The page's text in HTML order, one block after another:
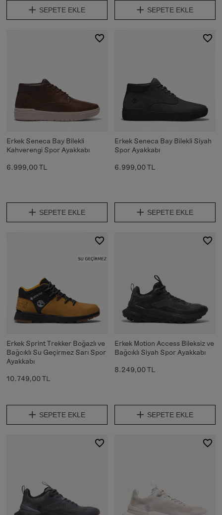
SEPETE EKLE SEPETE EKLE
Erkek Seneca Bay Bilekli
Kahverengi Spor Ayakkabı
6.999,00 TL
SEPETE EKLE
Erkek Seneca Bay Bilekli Siyah
Spor Ayakkabı
6.999,00 TL
SEPETE EKLE
Erkek Sprint Trekker Boğazlı ve
Bağcıklı Su Geçirmez Sarı Spor
Ayakkabı
10.749,00 TL
SEPETE EKLE
Erkek Motion Access Bileksiz ve
Bağcıklı Siyah Spor Ayakkabı
8.249,00 TL
SEPETE EKLE